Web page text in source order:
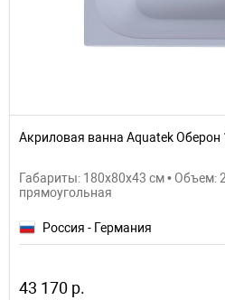
Акриловая ванна Aquatek Оберон
Габариты: 180x80x43 см • Объем:
прямоугольная
Россия - Германия
43 170 р.